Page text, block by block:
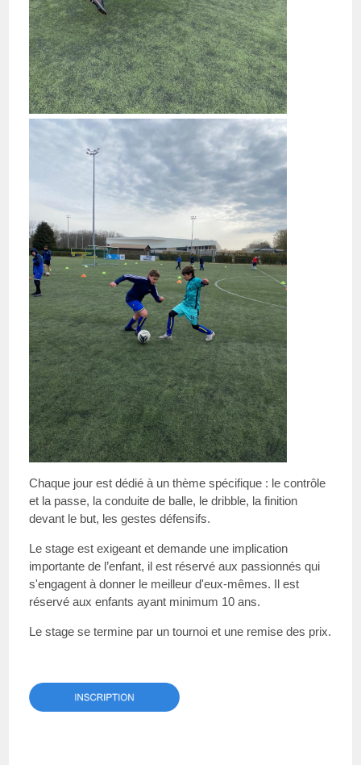
Chaque jour est dédié à un thème spécifique : le contrôle
et la passe, la conduite de balle, le dribble, la finition
devant le but, les gestes défensifs.
Le stage est exigeant et demande une implication
importante de l’enfant, il est réservé aux passionnés qui
s'engagent à donner le meilleur d'eux-mêmes. Il est
réservé aux enfants ayant minimum 10 ans.
Le stage se termine par un tournoi et une remise des prix.